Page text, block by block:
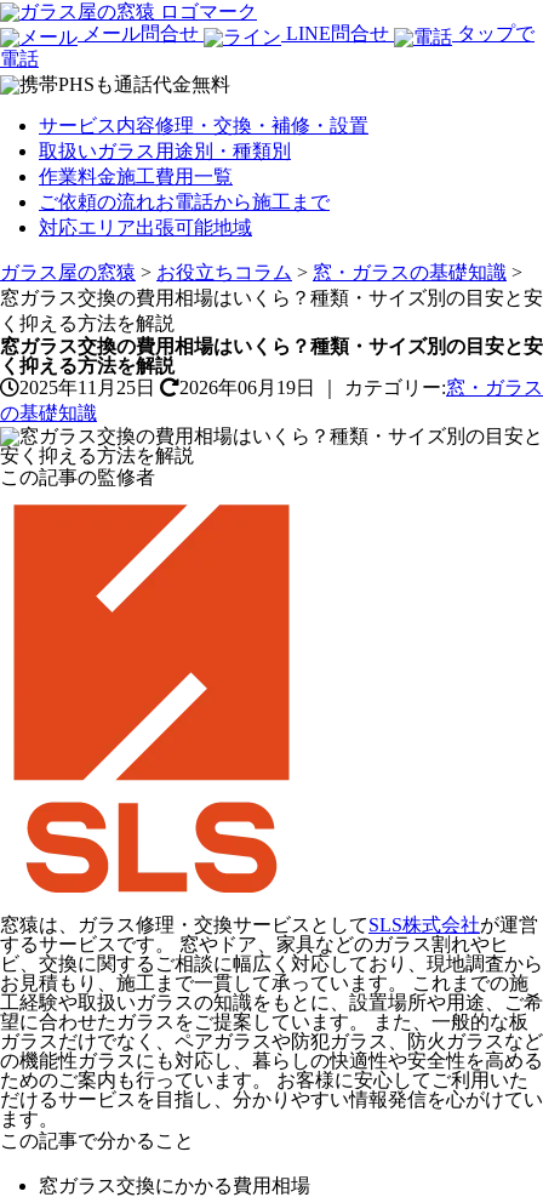
メール問合せ LINE問合せ
タップで
電話
サービス内容修理・交換・補修・設置
取扱いガラス 用途別・種類別
作業料金施工費用一覧
ご依頼の流れお電話から施工まで
対応エリア出張可能地域
ガラス屋の窓猿 > お役立ちコラム > 窓・ガラスの基礎知識 >
窓ガラス交換の費用相場はいくら？種類・サイズ別の目安と安
く抑える方法を解説
窓ガラス交換の費用相場はいくら？種類・サイズ別の目安と安
く抑える方法を解説
2025年11月25日
2026年06月19日 カテゴリー:窓・ガラス
の基礎知識
この記事の監修者
窓猿は、ガラス修理・交換サービスとしてSLS株式会社が運営
するサービスです。 窓やドア、家具などのガラス割れやヒ
ビ、交換に関するご相談に幅広く対応しており、現地調査から
お見積もり、施工まで一貫して承っています。 これまでの施
工経験や取扱いガラスの知識をもとに、設置場所や用途、ご希
望に合わせたガラスをご提案しています。 また、一般的な板
ガラスだけでなく、ペアガラスや防犯ガラス、防火ガラスなど
の機能性ガラスにも対応し、暮らしの快適性や安全性を高める
ためのご案内も行っています。 お客様に安心してご利用いた
だけるサービスを目指し、分かりやすい情報発信を心がけてい
ます。
この記事で分かること
窓ガラス交換にかかる費用相場